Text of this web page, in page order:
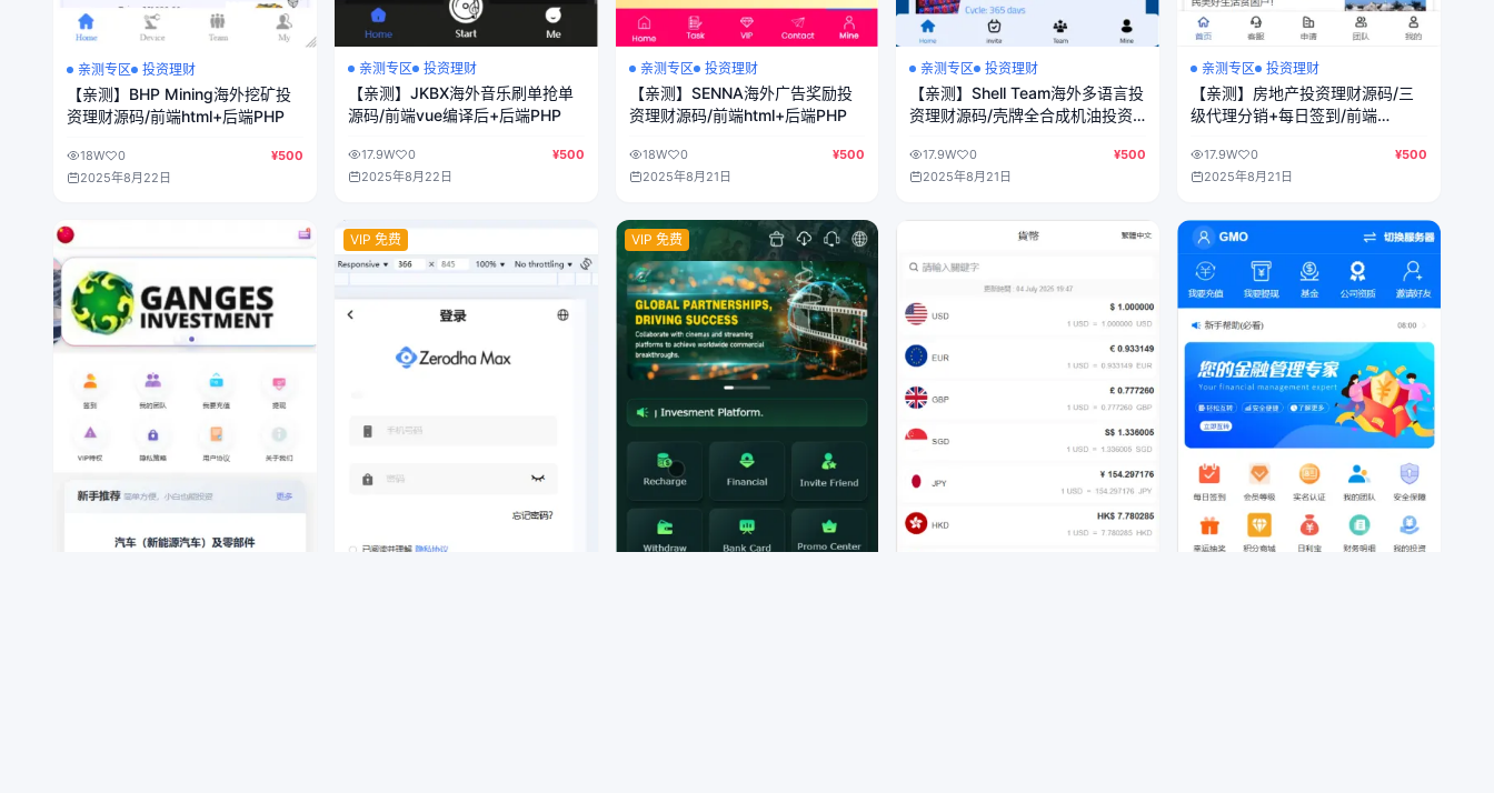
亲测专区 投资理财
【亲测】BHP Mining海外挖矿投
资理财源码/前端html+后端PHP
18W 0
¥500
2025年8月22日
亲测专区 投资理财
【亲测】JKBX海外音乐刷单抢单
源码/前端vue编译后+后端PHP
17.9W 0
¥500
2025年8月22日
亲测专区 投资理财
【亲测】SENNA海外广告奖励投
资理财源码/前端html+后端PHP
18W 0
¥500
2025年8月21日
亲测专区 投资理财
【亲测】Shell Team海外多语言投
资理财源码/壳牌全合成机油投资
17.9W 0
¥500
2025年8月21日
亲测专区 投资理财
【亲测】房地产投资理财源码/三
级代理分销+每日签到/前端
17.9W 0
¥500
2025年8月21日
VIP 免费 VIP 免费